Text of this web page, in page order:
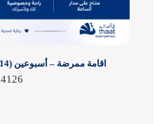
اقامة ممرضة – أسبوعين (14 يوم) – من الجنسية الإفريقية
4126